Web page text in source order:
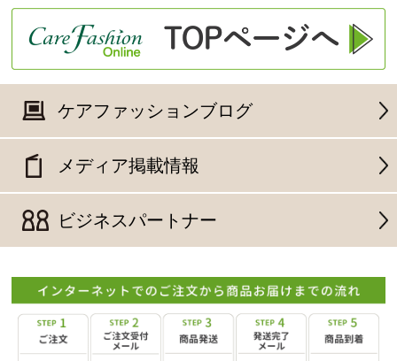
ケアファッションブログ
メディア掲載情報
ビジネスパートナー